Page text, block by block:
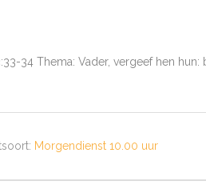
34 Thema: Vader, vergeef hen
Morgendienst 10.00 uur